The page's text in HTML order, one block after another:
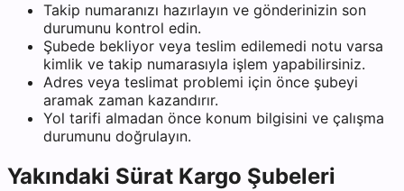
Takip numaranızı hazırlayın ve gönderinizin son
durumunu kontrol edin.
Şubede bekliyor veya teslim edilemedi notu varsa
kimlik ve takip numarasıyla işlem yapabilirsiniz.
Adres veya teslimat problemi için önce şubeyi
aramak zaman kazandırır.
Yol tarifi almadan önce konum bilgisini ve çalışma
durumunu doğrulayın.
Yakındaki Sürat Kargo Şubeleri